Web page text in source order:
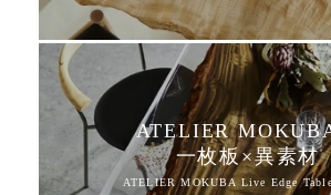
ATELIER
一枚板×異素材